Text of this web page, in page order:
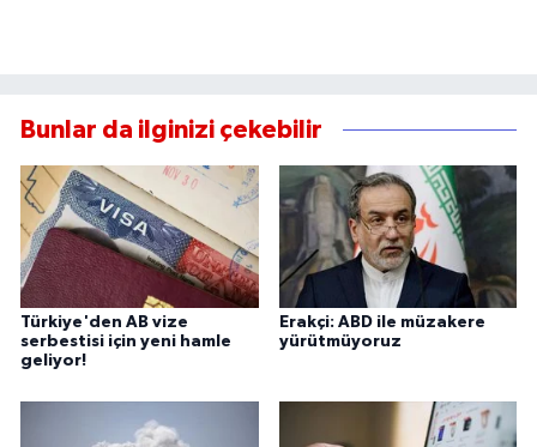
Bunlar da ilginizi çekebilir
Türkiye'den AB vize
serbestisi için yeni hamle
geliyor!
Erakçi: ABD ile müzakere
yürütmüyoruz